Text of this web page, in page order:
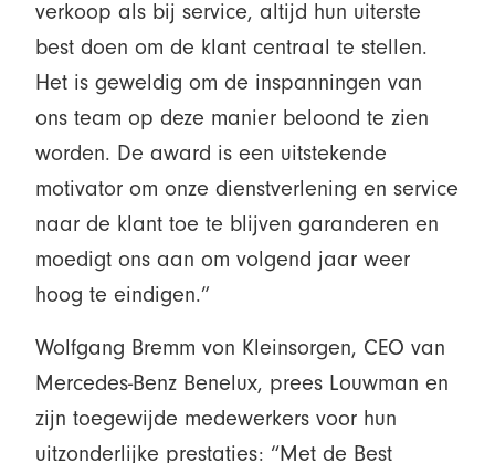
verkoop als bij service, altijd hun uiterste
best doen om de klant centraal te stellen.
Het is geweldig om de inspanningen van
ons team op deze manier beloond te zien
worden. De award is een uitstekende
motivator om onze dienstverlening en service
naar de klant toe te blijven garanderen en
moedigt ons aan om volgend jaar weer
hoog te eindigen.”
Wolfgang Bremm von Kleinsorgen, CEO van
Mercedes-Benz Benelux, prees Louwman en
zijn toegewijde medewerkers voor hun
uitzonderlijke prestaties: “Met de Best